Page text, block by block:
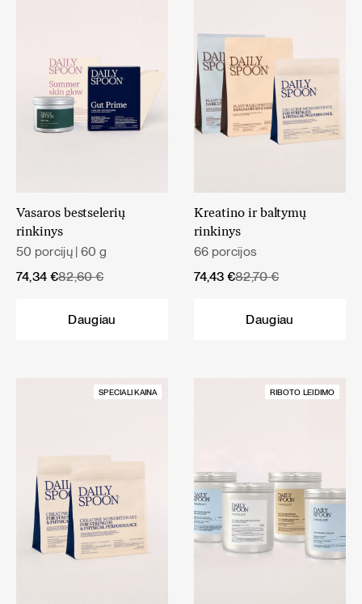
Vasaros bestselerių
rinkinys
50 porcijų | 60 g
82,60€
Original
74,34 €
Current
Daugiau
Kreatino ir baltymų
rinkinys
66 porcijos
82,70€
Original
74,43 €
Current
Daugiau
SPECIALI KAINA RIBOTO LEIDIMO